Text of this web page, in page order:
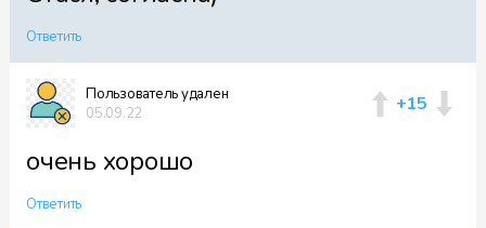
Файл 46
Файл 47
Ответить
Пользователь удален
05.09.22
+15
очень хорошо
Ответить